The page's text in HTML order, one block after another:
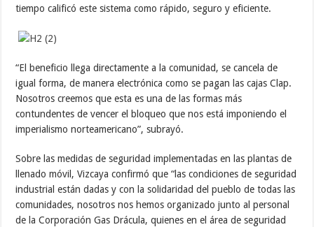
tiempo calificó este sistema como rápido, seguro y eficiente.
“El beneficio llega directamente a la comunidad, se cancela de
igual forma, de manera electrónica como se pagan las cajas Clap.
Nosotros creemos que esta es una de las formas más
contundentes de vencer el bloqueo que nos está imponiendo el
imperialismo norteamericano”, subrayó.
Sobre las medidas de seguridad implementadas en las plantas de
llenado móvil, Vizcaya confirmó que “las condiciones de seguridad
industrial están dadas y con la solidaridad del pueblo de todas las
comunidades, nosotros nos hemos organizado junto al personal
de la Corporación Gas Drácula, quienes en el área de seguridad